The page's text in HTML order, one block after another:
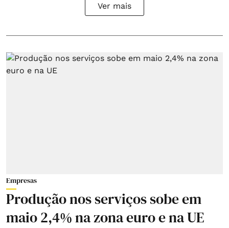
Ver mais
Empresas
Produção nos serviços sobe em
maio 2,4% na zona euro e na UE